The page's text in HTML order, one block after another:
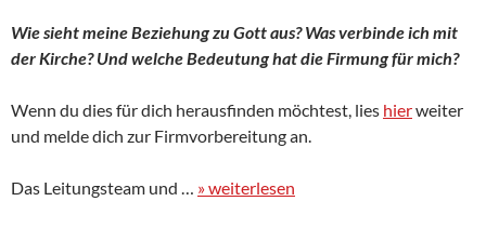
Wie sieht meine Beziehung zu Gott aus? Was verbinde ich mit
der Kirche? Und welche Bedeutung hat die Firmung für mich?
Wenn du dies für dich herausfinden möchtest, lies hierweiter
und melde dich zur Firmvorbereitung an.
Das Leitungsteam und … » weiterlesen